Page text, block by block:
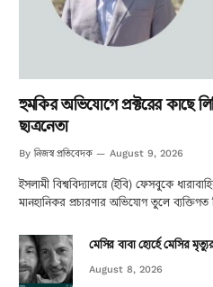
হুমকির অভিযোগে প্রক্টরের কাছে
ছাত্রনেতা
By নিজস্ব প্রতিবেদক August 9, 2026
ইসলামী বিশ্ববিদ্যালয়ে (ইবি) ফেসবুকে
মানহানিকর প্রচারণার অভিযোগ তুলে ব্যক্তিগত
মেসির বাবা হোর্হে মেসির
August 8, 2026